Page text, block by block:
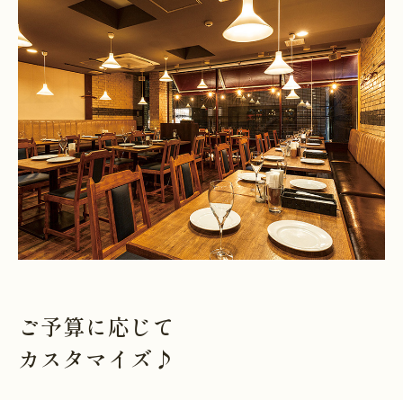
ご予算に応じて
カスタマイズ♪